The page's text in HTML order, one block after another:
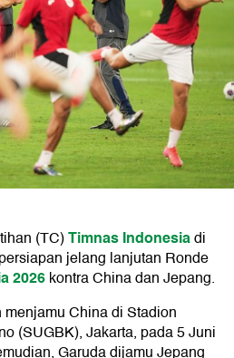
(TC)Timnas Indonesiadi
jelang lanjutan Ronde
2026kontra China dan Jepang.
menjamu China di Stadion
(SUGBK), Jakarta, pada 5 Juni
Garuda dijamu Jepang